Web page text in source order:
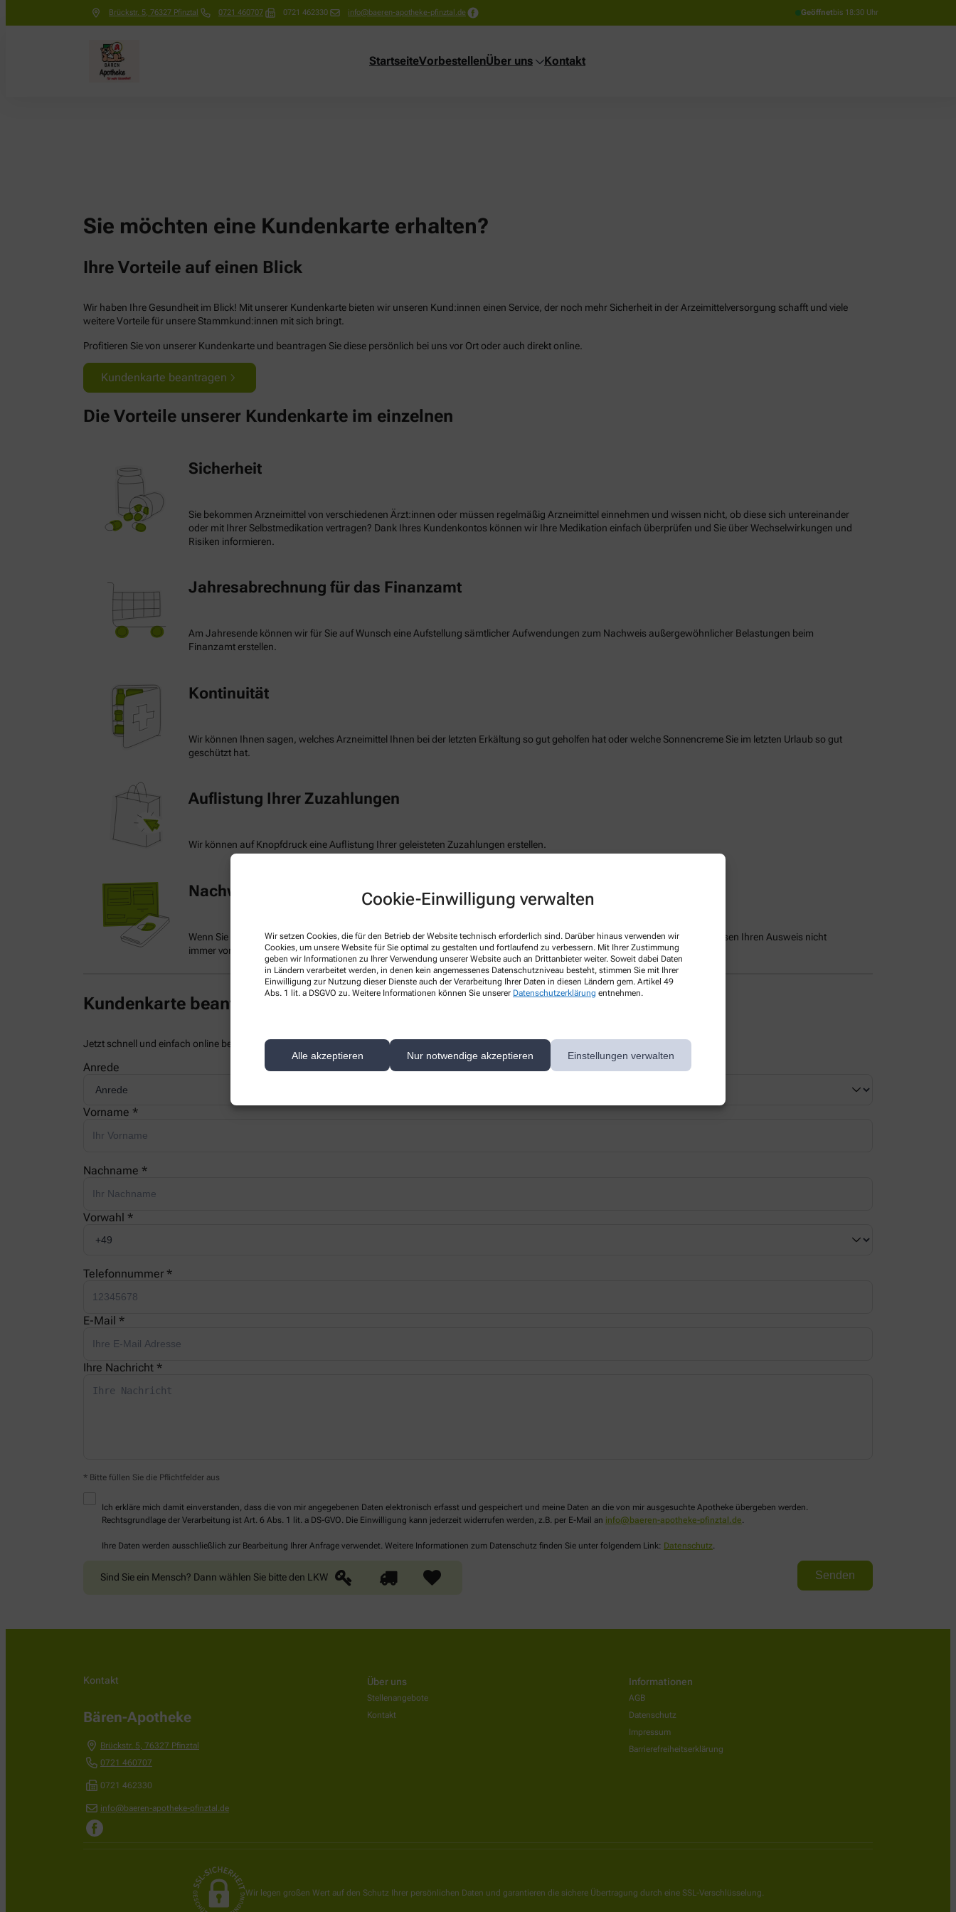
Cookie-Einwilligung verwalten
Wir setzen Cookies, die für den Betrieb der Website technisch erforderlich sind. Darüber hinaus verwenden wir
Cookies, um unsere Website für Sie optimal zu gestalten und fortlaufend zu verbessern. Mit Ihrer Zustimmung
geben wir Informationen zu Ihrer Verwendung unserer Website auch an Drittanbieter weiter. Soweit dabei Daten
in Ländern verarbeitet werden, in denen kein angemessenes Datenschutzniveau besteht, stimmen Sie mit Ihrer
Einwilligung zur Nutzung dieser Dienste auch der Verarbeitung Ihrer Daten in diesen Ländern gem. Artikel 49
Abs. 1 lit. a DSGVO zu. Weitere Informationen können Sie unserer Datenschutzerklärung entnehmen.
Alle akzeptieren Nur notwendige akzeptieren Einstellungen verwalten
Brückstr. 5, 76327 Pfinztal 0721 460707 0721 462330 info@baeren-apotheke-pfinztal.de Geöffnetbis 18:30 Uhr
StartseiteVorbestellenÜber uns Kontakt
Sie möchten eine Kundenkarte erhalten?
Ihre Vorteile auf einen Blick
Wir haben Ihre Gesundheit im Blick! Mit unserer Kundenkarte bieten wir unseren Kund:innen einen Service, der noch mehr Sicherheit in der Arzeimittelversorgung schafft und viele
weitere Vorteile für unsere Stammkund:innen mit sich bringt.
Profitieren Sie von unserer Kundenkarte und beantragen Sie diese persönlich bei uns vor Ort oder auch direkt online.
Kundenkarte beantragen
Die Vorteile unserer Kundenkarte im einzelnen
Sicherheit
Sie bekommen Arzneimittel von verschiedenen Ärzt:innen oder müssen regelmäßig Arzneimittel einnehmen und wissen nicht, ob diese sich untereinander
oder mit Ihrer Selbstmedikation vertragen? Dank Ihres Kundenkontos können wir Ihre Medikation einfach überprüfen und Sie über Wechselwirkungen und
Risiken informieren.
Jahresabrechnung für das Finanzamt
Am Jahresende können wir für Sie auf Wunsch eine Aufstellung sämtlicher Aufwendungen zum Nachweis außergewöhnlicher Belastungen beim
Finanzamt erstellen.
Kontinuität
Wir können Ihnen sagen, welches Arzneimittel Ihnen bei der letzten Erkältung so gut geholfen hat oder welche Sonnencreme Sie im letzten Urlaub so gut
geschützt hat.
Auflistung Ihrer Zuzahlungen
Wir können auf Knopfdruck eine Auflistung Ihrer geleisteten Zuzahlungen erstellen.
Nachweis Ihrer Befreiung
Wenn Sie einen Ausweis über die Befreiung der gesetzlichen Zuzahlung haben, können wir diese Info speichern und Sie müssen Ihren Ausweis nicht
immer vorzeigen.
Kundenkarte beantragen
Jetzt schnell und einfach online beantragen und beim nächsten Besuch bei uns in der Apotheke abholen.
Anrede
Vorname *
Nachname *
Vorwahl *
Telefonnummer *
E-Mail *
Ihre Nachricht *
* Bitte füllen Sie die Pflichtfelder aus
Ich erkläre mich damit einverstanden, dass die von mir angegebenen Daten elektronisch erfasst und gespeichert und meine Daten an die von mir ausgesuchte Apotheke übergeben werden.
Rechtsgrundlage der Verarbeitung ist Art. 6 Abs. 1 lit. a DS-GVO. Die Einwilligung kann jederzeit widerrufen werden, z.B. per E-Mail an info@baeren-apotheke-pfinztal.de
Ihre Daten werden ausschließlich zur Bearbeitung Ihrer Anfrage verwendet. Weitere Informationen zum Datenschutz finden Sie unter folgendem Link: Datenschutz
Sind Sie ein Mensch? Dann wählen Sie bitteden LKW
Kontakt
Bären-Apotheke
Brückstr. 5, 76327 Pfinztal
0721 460707
0721 462330
info@baeren-apotheke-pfinztal.de
Über uns
Stellenangebote
Kontakt
Informationen
AGB
Datenschutz
Impressum
Barrierefreiheitserklärung
Wir legen großen Wert auf den Schutz Ihrer persönlichen Daten und garantieren die sichere Übertragung durch eine SSL-Verschlüsselung.